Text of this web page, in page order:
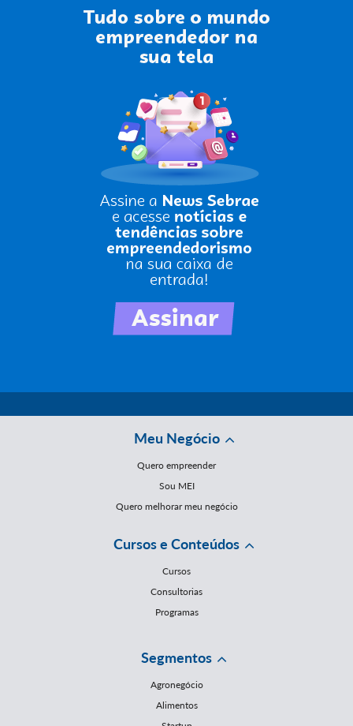
Meu Negócio
Quero empreender
Sou MEI
Quero melhorar meu negócio
Cursos e Conteúdos
Cursos
Consultorias
Programas
Segmentos
Agronegócio
Alimentos